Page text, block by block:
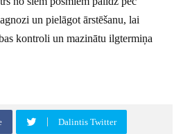
un pielāgot ārstēšanu, lai
kontroli un mazinātu ilgtermiņa
Dalintis Twitter